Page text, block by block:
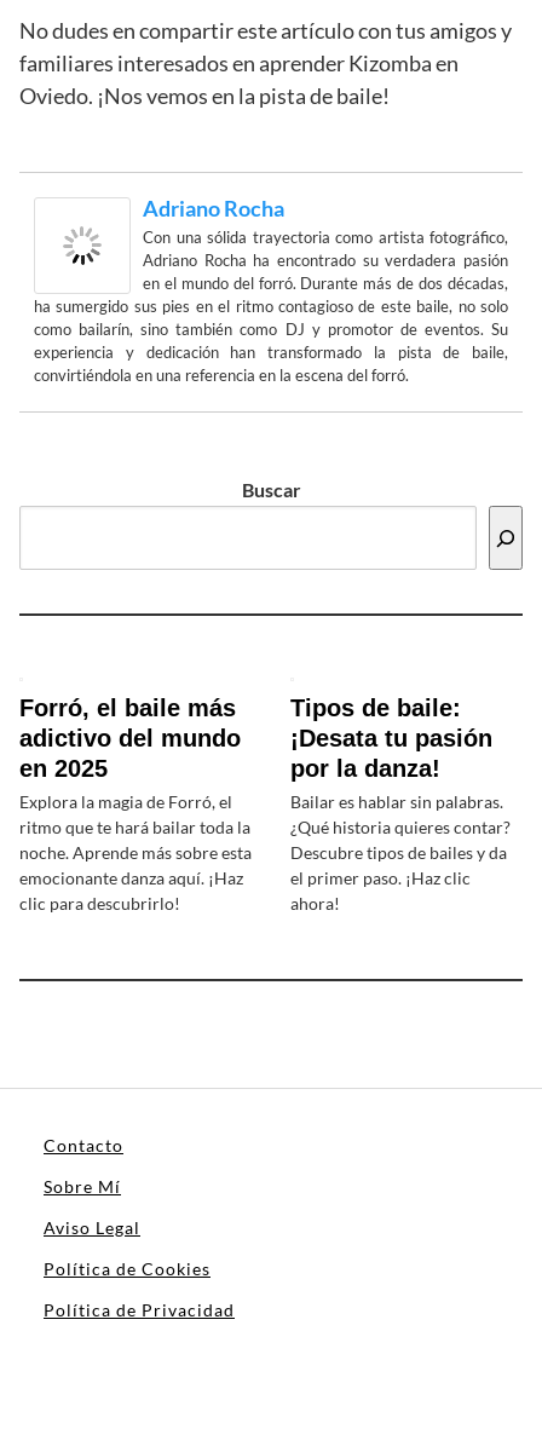
No dudes en compartir este artículo con tus amigos y
familiares interesados en aprender Kizomba en
Oviedo. ¡Nos vemos en la pista de baile!
Adriano Rocha
Con una sólida trayectoria como artista fotográfico,
Adriano Rocha ha encontrado su verdadera pasión
en el mundo del forró. Durante más de dos décadas,
ha sumergido sus pies en el ritmo contagioso de este baile, no solo
como bailarín, sino también como DJ y promotor de eventos. Su
experiencia y dedicación han transformado la pista de baile,
convirtiéndola en una referencia en la escena del forró.
Buscar
Forró, el baile más
adictivo del mundo
en 2025
Explora la magia de Forró, el
ritmo que te hará bailar toda la
noche. Aprende más sobre esta
emocionante danza aquí. ¡Haz
clic para descubrirlo!
Tipos de baile:
¡Desata tu pasión
por la danza!
Bailar es hablar sin palabras.
¿Qué historia quieres contar?
Descubre tipos de bailes y da
el primer paso. ¡Haz clic
ahora!
Contacto
Sobre Mí
Aviso Legal
Política de Cookies
Política de Privacidad